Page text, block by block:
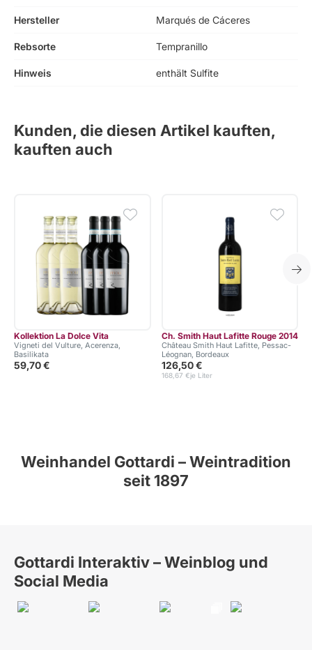
Hersteller Marqués de Cáceres
Rebsorte Tempranillo
Hinweis enthält Sulfite
Kunden, die diesen Artikel kauften,
kauften auch
Kollektion La Dolce Vita
Vigneti del Vulture, Acerenza,
Basilikata
59,70 €
Ch. Smith Haut Lafitte Rouge 2014
Château Smith Haut Lafitte, Pessac-
Léognan, Bordeaux
126,50 €
je Liter
168,67 €
Weinhandel Gottardi – Weintradition
seit 1897
Gottardi Interaktiv – Weinblog und
Social Media